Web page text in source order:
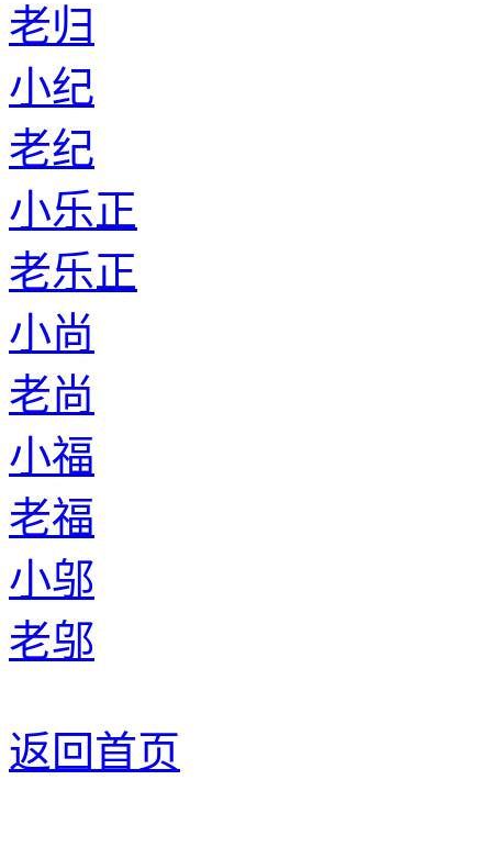
老归
小纪
老纪
小乐正
老乐正
小尚
老尚
小福
老福
小邬
老邬
返回首页